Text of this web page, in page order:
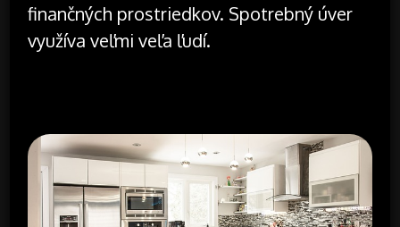
finančných prostriedkov. Spotrebný úver
využíva veľmi veľa ľudí.